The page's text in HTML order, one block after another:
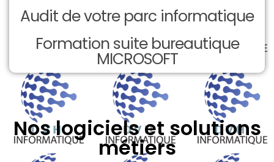
Audit de votre parc informatique
Formation suite bureautique
MICROSOFT
Nos logiciels et solutions
métiers